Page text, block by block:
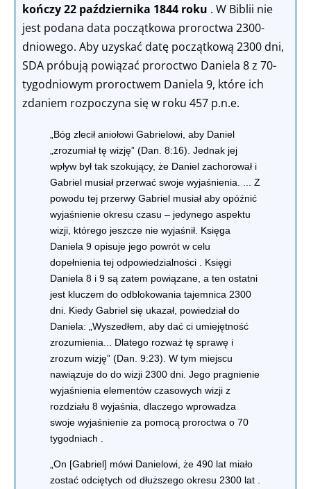
kończy 22 października 1844 roku . W Biblii nie
jest podana data początkowa proroctwa 2300-
dniowego. Aby uzyskać datę początkową 2300 dni,
SDA próbują powiązać proroctwo Daniela 8 z 70-
tygodniowym proroctwem Daniela 9, które ich
zdaniem rozpoczyna się w roku 457 p.n.e.
„Bóg zlecił aniołowi Gabrielowi, aby Daniel
„zrozumiał tę wizję” (Dan. 8:16). Jednak jej
wpływ był tak szokujący, że Daniel zachorował i
Gabriel musiał przerwać swoje wyjaśnienia. ... Z
powodu tej przerwy Gabriel musiał aby opóźnić
wyjaśnienie okresu czasu – jedynego aspektu
wizji, którego jeszcze nie wyjaśnił. Księga
Daniela 9 opisuje jego powrót w celu
dopełnienia tej odpowiedzialności. Księgi
Daniela 8 i 9 są zatem powiązane, a ten ostatni
jest kluczem do odblokowania tajemnica 2300
dni. Kiedy Gabriel się ukazał, powiedział do
Daniela: „Wyszedłem, aby dać ci umiejętność
zrozumienia... Dlatego rozważ tę sprawę i
zrozum wizję” (Dan. 9:23). W tym miejscu
nawiązuje do do wizji 2300 dni. Jego pragnienie
wyjaśnienia elementów czasowych wizji z
rozdziału 8 wyjaśnia, dlaczego wprowadza
swoje wyjaśnienie za pomocą proroctwa o 70
tygodniach
„On [Gabriel] mówi Danielowi, że 490 lat miało
zostać odciętych od dłuższego okresu 2300 lat.